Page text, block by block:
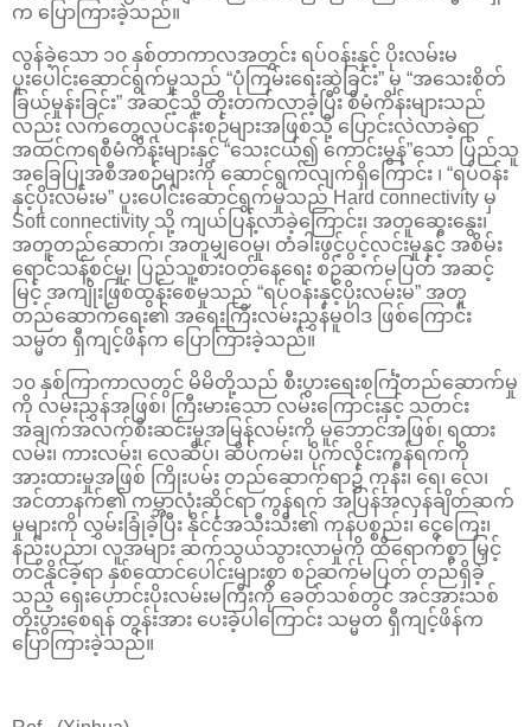
က ပြောကြားခဲ့သည်။
လွန်ခဲ့သော ၁၀ နှစ်တာကာလအတွင်း ရပ်ဝန်းနှင့် ပိုးလမ်းမ
ပူးပေါင်းဆောင်ရွက်မှုသည် “ပုံကြမ်းရေးဆွဲခြင်း” မှ “အသေးစိတ်
ခြယ်မှုန်းခြင်း” အဆင့်သို့ တိုးတက်လာခဲ့ပြီး စီမံကိန်းများသည်
လည်း လက်တွေ့လုပ်ငန်းစဉ်များအဖြစ်သို့ ပြောင်းလဲလာခဲ့ရာ
အထင်ကရစီမံကိန်းများနှင့် “သေးငယ်၍ ကောင်းမွန်”သော ပြည်သူ
အခြေပြုအစီအစဉ်များကို ဆောင်ရွက်လျက်ရှိကြောင်း ၊ “ရပ်ဝန်း
နှင့်ပိုးလမ်းမ” ပူးပေါင်းဆောင်ရွက်မှုသည် Hard connectivity မှ
Soft connectivity သို့ ကျယ်ပြန့်လာခဲ့ကြောင်း၊ အတူဆွေးနွေး၊
အတူတည်ဆောက်၊ အတူမျှဝေမှု၊ တံခါးဖွင့်ပွင့်လင်းမှုနှင့် အစိမ်း
ရောင်သန့်စင်မှု၊ ပြည်သူ့စားဝတ်နေရေး စဉ်ဆက်မပြတ် အဆင့်
မြင့် အကျိုးဖြစ်ထွန်းစေမှုသည် “ရပ်ဝန်းနှင့်ပိုးလမ်းမ” အတူ
တည်ဆောက်ရေး၏ အရေးကြီးလမ်းညွှန်မူဝါဒ ဖြစ်ကြောင်း
သမ္မတ ရှီကျင့်ဖိန်က ပြောကြားခဲ့သည်။
၁၀ နှစ်ကြာကာလတွင် မိမိတို့သည် စီးပွားရေးစင်္ကြံတည်ဆောက်မှု
ကို လမ်းညွှန်အဖြစ်၊ ကြီးမားသော လမ်းကြောင်းနှင့် သတင်း
အချက်အလက်စီးဆင်းမှုအမြန်လမ်းကို မူဘောင်အဖြစ်၊ ရထား
လမ်း၊ ကားလမ်း၊ လေဆိပ်၊ ဆိပ်ကမ်း၊ ပိုက်လိုင်းကွန်ရက်ကို
အားထားမှုအဖြစ် ကြိုးပမ်း တည်ဆောက်ရာ၌ ကုန်း၊ ရေ၊ လေ၊
အင်တာနက်၏ ကမ္ဘာလုံးဆိုင်ရာ ကွန်ရက် အပြန်အလှန်ချိတ်ဆက်
မှုများကို လွှမ်းခြုံခဲ့ပြီး နိုင်ငံအသီးသီး၏ ကုန်ပစ္စည်း၊ ငွေကြေး၊
နည်းပညာ၊ လူအများ ဆက်သွယ်သွားလာမှုကို ထိရောက်စွာ မြှင့်
တင်နိုင်ခဲ့ရာ နှစ်ထောင်ပေါင်းများစွာ စဉ်ဆက်မပြတ် တည်ရှိခဲ့
သည့် ရှေးဟောင်းပိုးလမ်းမကြီးကို ခေတ်သစ်တွင် အင်အားသစ်
တိုးပွားစေရန် တွန်းအား ပေးခဲ့ပါကြောင်း သမ္မတ ရှီကျင့်ဖိန်က
ပြောကြားခဲ့သည်။